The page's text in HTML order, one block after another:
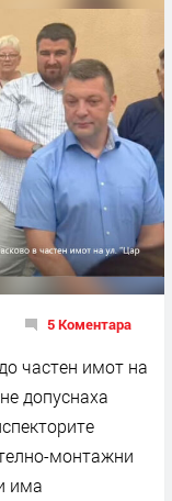
5 Коментара
частен имот на
допуснаха
монтажни
има